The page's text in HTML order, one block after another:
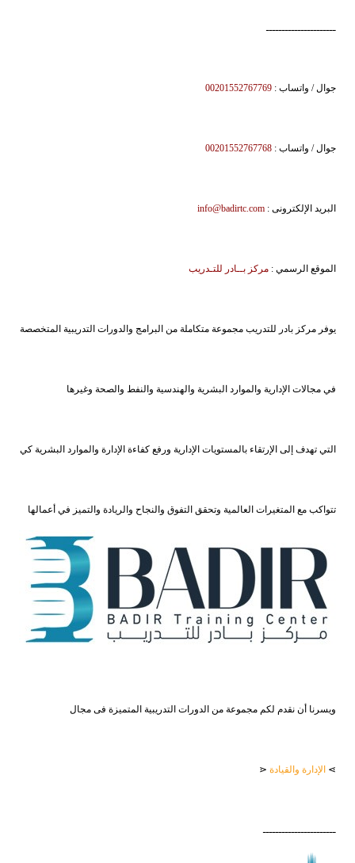
ــــــــــــــــــــــ
جوال / واتساب : 00201552767769
جوال / واتساب : 00201552767768
البريد الإلكترونى : info@badirtc.com
الموقع الرسمي : مركز بــادر للتـدريب
يوفر مركز بادر للتدريب مجموعة متكاملة من البرامج والدورات التدريبية المتخصصة
في مجالات الإدارية والموارد البشرية والهندسية والنفط والصحة وغيرها
التي تهدف إلى الإرتقاء بالمستويات الإدارية ورفع كفاءة الإدارة والموارد البشرية كي
تتواكب مع المتغيرات العالمية وتحقق التفوق والنجاح والريادة والتميز في أعمالها
ويسرنا أن نقدم لكم مجموعة من الدورات التدريبية المتميزة فى مجال
⋗ الإدارة والقيادة ⋖
ـــــــــــــــــــــــ